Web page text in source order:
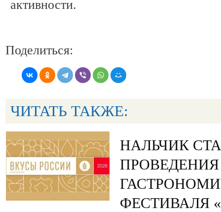
активности.
Поделиться:
ЧИТАТЬ ТАКЖЕ:
НАЛЬЧИК
ПРОВЕДЕНИЯ
ФЕСТИВАЛЯ